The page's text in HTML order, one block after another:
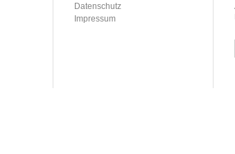
Datenschutz
Impressum